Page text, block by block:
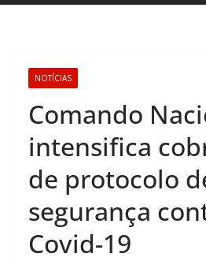
NOTÍCIAS
Comando
intensifica
de protocolo
segurança
Covid-19